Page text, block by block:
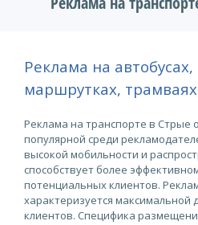
Реклама на
маршрутках,
Реклама на транспорте в Стрые
популярной среди
высокой мобильности и
способствует более
потенциальных клиентов.
характеризуется максимальной
клиентов. Специфика